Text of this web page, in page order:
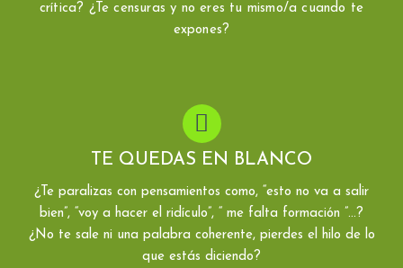
crítica? ¿Te censuras y no eres tu mismo/a cuando te
expones?
TE QUEDAS EN BLANCO
¿Te paralizas con pensamientos como, “esto no va a salir
bien”, “voy a hacer el ridículo”, “ me falta formación ”...?
¿No te sale ni una palabra coherente, pierdes el hilo de lo
que estás diciendo?